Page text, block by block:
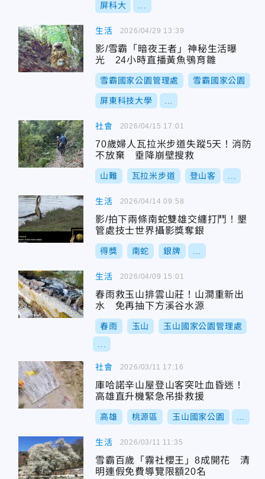
屏科大
生活
影/雪霸「暗夜王者」神秘生活曝
光 24小時直播黃魚鴞育雛
雪霸國家公園管理處 雪霸國家公園
屏東科技大學
2026/04/29 13:39
社會
70歲婦人瓦拉米步道失蹤5天！消防
不放棄 垂降崩壁搜救
山難 瓦拉米步道 登山客
2026/04/15 17:01
生活
影/拍下兩條南蛇雙雄交纏打鬥！墾
管處技士世界攝影獎奪銀
得獎 南蛇 銀牌
2026/04/14 09:58
生活
春雨救玉山排雲山莊！山澗重新出
水 免再抽下方溪谷水源
春雨 玉山 玉山國家公園管理處
2026/04/09 15:01
社會
庫哈諾辛山屋登山客突吐血昏迷！
高雄直升機緊急吊掛救援
高雄 桃源區 玉山國家公園
2026/03/11 17:16
生活
雪霸百歲「霧社櫻王」8成開花 清
明連假免費導覽限額20名
2026/03/11 11:35